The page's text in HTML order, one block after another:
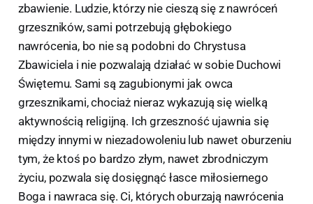
zbawienie. Ludzie, którzy nie cieszą się z nawróceń
grzeszników, sami potrzebują głębokiego
nawrócenia, bo nie są podobni do Chrystusa
Zbawiciela i nie pozwalają działać w sobie Duchowi
Świętemu. Sami są zagubionymi jak owca
grzesznikami, chociaż nieraz wykazują się wielką
aktywnością religijną. Ich grzeszność ujawnia się
między innymi w niezadowoleniu lub nawet oburzeniu
tym, że ktoś po bardzo złym, nawet zbrodniczym
życiu, pozwala się dosięgnąć łasce miłosiernego
Boga i nawraca się. Ci, których oburzają nawrócenia